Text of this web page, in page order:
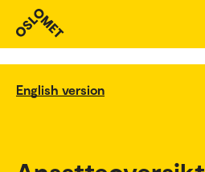
English version